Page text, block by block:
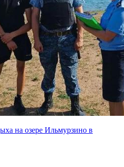
на озере Ильмурзино в